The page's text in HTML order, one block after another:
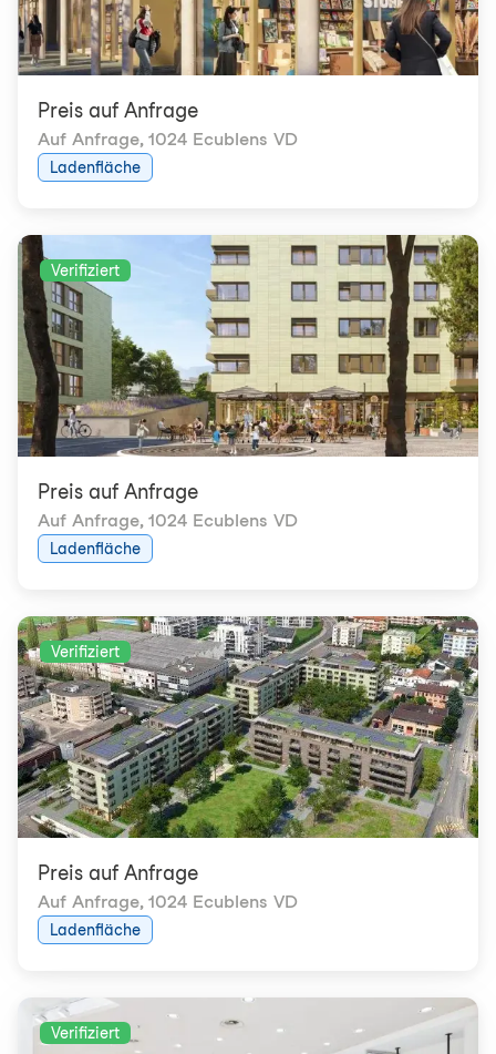
Preis auf Anfrage
Auf Anfrage, 1024 Ecublens VD
Ladenfläche
Verifiziert
Preis auf Anfrage
Auf Anfrage, 1024 Ecublens VD
Ladenfläche
Verifiziert
Preis auf Anfrage
Auf Anfrage, 1024 Ecublens VD
Ladenfläche
Verifiziert